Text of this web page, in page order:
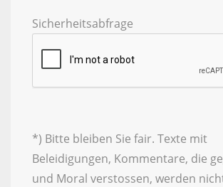
Sicherheitsabfrage
*) Bitte bleiben Sie fair. Texte mit
Beleidigungen, Kommentare, die
und Moral verstossen, werden